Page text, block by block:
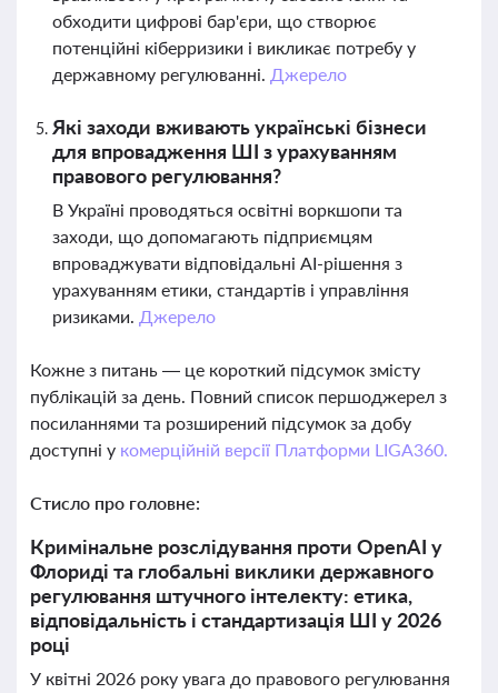
обходити цифрові бар'єри, що створює
потенційні кіберризики і викликає потребу у
державному регулюванні. Джерело
Які заходи вживають українські бізнеси
для впровадження ШІ з урахуванням
правового регулювання?
В Україні проводяться освітні воркшопи та
заходи, що допомагають підприємцям
впроваджувати відповідальні AI-рішення з
урахуванням етики, стандартів і управління
ризиками. Джерело
Кожне з питань — це короткий підсумок змісту
публікацій за день. Повний список першоджерел з
посиланнями та розширений підсумок за добу
доступні у комерційній версії Платформи LIGA360.
Стисло про головне:
Кримінальне розслідування проти OpenAI у
Флориді та глобальні виклики державного
регулювання штучного інтелекту: етика,
відповідальність і стандартизація ШІ у 2026
році
У квітні 2026 року увага до правового регулювання